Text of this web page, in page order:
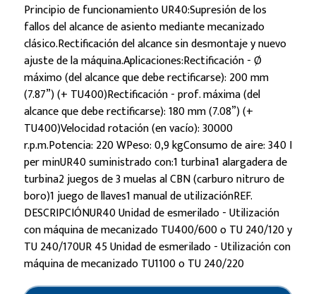
Principio de funcionamiento UR40:Supresión de los
fallos del alcance de asiento mediante mecanizado
clásico.Rectificación del alcance sin desmontaje y nuevo
ajuste de la máquina.Aplicaciones:Rectificación - Ø
máximo (del alcance que debe rectificarse): 200 mm
(7.87”) (+ TU400)Rectificación - prof. máxima (del
alcance que debe rectificarse): 180 mm (7.08”) (+
TU400)Velocidad rotación (en vacío): 30000
r.p.m.Potencia: 220 WPeso: 0,9 kgConsumo de aire: 340 I
per minUR40 suministrado con:1 turbina1 alargadera de
turbina2 juegos de 3 muelas al CBN (carburo nitruro de
boro)1 juego de llaves1 manual de utilizaciónREF.
DESCRIPCIÓNUR40 Unidad de esmerilado - Utilización
con máquina de mecanizado TU400/600 o TU 240/120 y
TU 240/170UR 45 Unidad de esmerilado - Utilización con
máquina de mecanizado TU1100 o TU 240/220